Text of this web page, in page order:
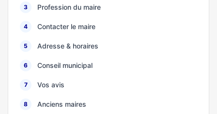
3 Profession du maire
4 Contacter le maire
5 Adresse & horaires
6 Conseil municipal
7 Vos avis
8 Anciens maires